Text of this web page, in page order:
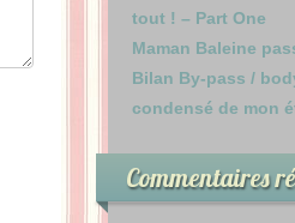
tout ! – Part One
Maman Baleine
Bilan By-pass /
condensé de mon
Commentaires